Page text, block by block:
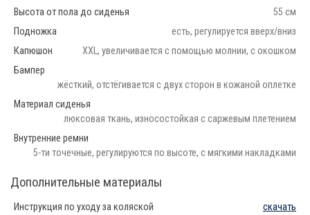
Высота от пола до сиденья
55 см
Подножка
есть, регулируется вверх/вниз
Капюшон
XXL, увеличивается с помощью молнии, с окошком
Бампер
жёсткий, отстёгивается с двух сторон в кожаной оплетке
Материал сиденья
люксовая ткань, износостойкая с саржевым плетением
Внутренние ремни
5-ти точечные, регулируются по высоте, с мягкими накладками
Дополнительные материалы
Инструкция по уходу за коляской
скачать